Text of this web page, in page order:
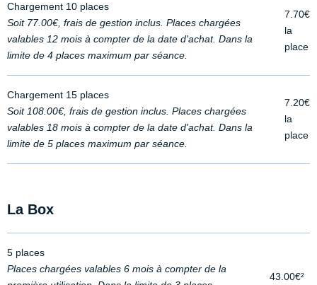
Chargement 10 places
Soit 77.00€, frais de gestion inclus. Places chargées
valables 12 mois à compter de la date d'achat. Dans la
limite de 4 places maximum par séance.
7.70€
la
place
Chargement 15 places
Soit 108.00€, frais de gestion inclus. Places chargées
valables 18 mois à compter de la date d'achat. Dans la
limite de 5 places maximum par séance.
7.20€
la
place
La Box
5 places
Places chargées valables 6 mois à compter de la
43.00€²